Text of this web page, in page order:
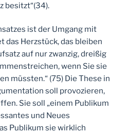
besitzt“(34).
ist der Umgang mit
das Herzstück, das bleiben
auf nur zwanzig, dreißig
wenn Sie sie
müssten.“ (75) Die These in
soll provozieren,
Sie soll „einem Publikum
und Neues
Publikum sie wirklich